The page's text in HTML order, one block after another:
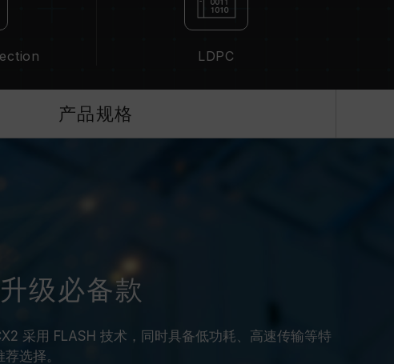
LDPC
产品规格
级必备款
采用 FLASH 技术，同时具备低功耗、高速传输等特
选择。